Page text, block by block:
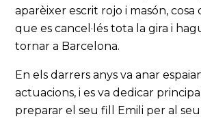
aparèixer escrit rojo i masón, cosa
que es cancel·lés tota la gira i
tornar a Barcelona.
En els darrers anys va anar
actuacions, i es va dedicar
preparar el seu fill Emili per al